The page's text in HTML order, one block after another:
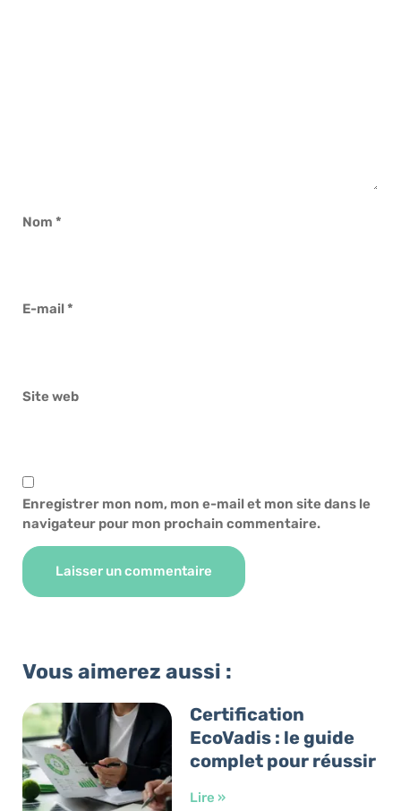
Nom *
E-mail*
Site web
Enregistrer mon nom, mon e-mail et mon site dans le
navigateur pour mon prochain commentaire.
Vous aimerez aussi :
Certification
EcoVadis : le guide
complet pour réussir
Lire »